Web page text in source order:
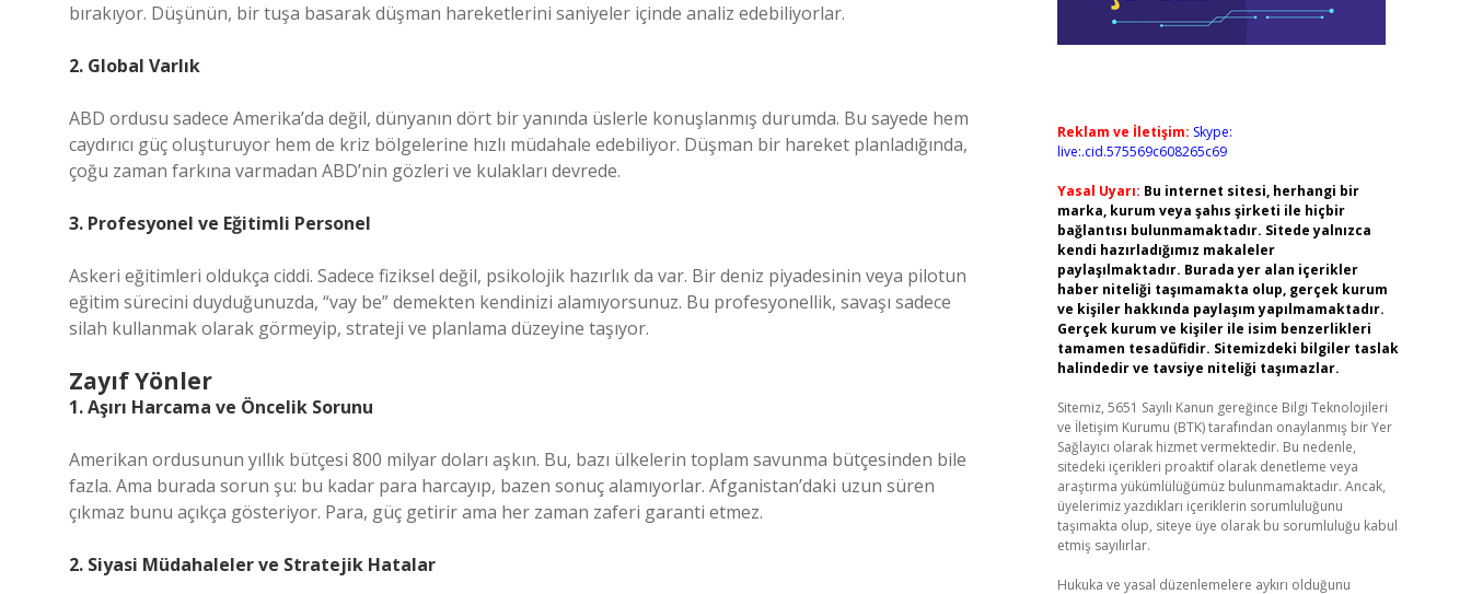
bırakıyor. Düşünün, bir tuşa basarak düşman hareketlerini saniyeler içinde analiz edebiliyorlar.
2. Global Varlık
ABD ordusu sadece Amerika’da değil, dünyanın dört bir yanında üslerle konuşlanmış durumda. Bu sayede hem
caydırıcı güç oluşturuyor hem de kriz bölgelerine hızlı müdahale edebiliyor. Düşman bir hareket planladığında,
çoğu zaman farkına varmadan ABD’nin gözleri ve kulakları devrede.
3. Profesyonel ve Eğitimli Personel
Askeri eğitimleri oldukça ciddi. Sadece fiziksel değil, psikolojik hazırlık da var. Bir deniz piyadesinin veya pilotun
eğitim sürecini duyduğunuzda, “vay be” demekten kendinizi alamıyorsunuz. Bu profesyonellik, savaşı sadece
silah kullanmak olarak görmeyip, strateji ve planlama düzeyine taşıyor.
Zayıf Yönler
1. Aşırı Harcama ve Öncelik Sorunu
Amerikan ordusunun yıllık bütçesi 800 milyar doları aşkın. Bu, bazı ülkelerin toplam savunma bütçesinden bile
fazla. Ama burada sorun şu: bu kadar para harcayıp, bazen sonuç alamıyorlar. Afganistan’daki uzun süren
çıkmaz bunu açıkça gösteriyor. Para, güç getirir ama her zaman zaferi garanti etmez.
2. Siyasi Müdahaleler ve Stratejik Hatalar
Reklam ve İletişim: Skype:
live:.cid.575569c608265c69
Yasal Uyarı: Bu internet sitesi, herhangi bir
marka, kurum veya şahıs şirketi ile hiçbir
bağlantısı bulunmamaktadır. Sitede yalnızca
kendi hazırladığımız makaleler
paylaşılmaktadır. Burada yer alan içerikler
haber niteliği taşımamakta olup, gerçek kurum
ve kişiler hakkında paylaşım yapılmamaktadır.
Gerçek kurum ve kişiler ile isim benzerlikleri
tamamen tesadüfidir. Sitemizdeki bilgiler taslak
halindedir ve tavsiye niteliği taşımazlar.
Sitemiz, 5651 Sayılı Kanun gereğince Bilgi Teknolojileri
ve İletişim Kurumu (BTK) tarafından onaylanmış bir Yer
Sağlayıcı olarak hizmet vermektedir. Bu nedenle,
sitedeki içerikleri proaktif olarak denetleme veya
araştırma yükümlülüğümüz bulunmamaktadır. Ancak,
üyelerimiz yazdıkları içeriklerin sorumluluğunu
taşımakta olup, siteye üye olarak bu sorumluluğu kabul
etmiş sayılırlar.
Hukuka ve yasal düzenlemelere aykırı olduğunu